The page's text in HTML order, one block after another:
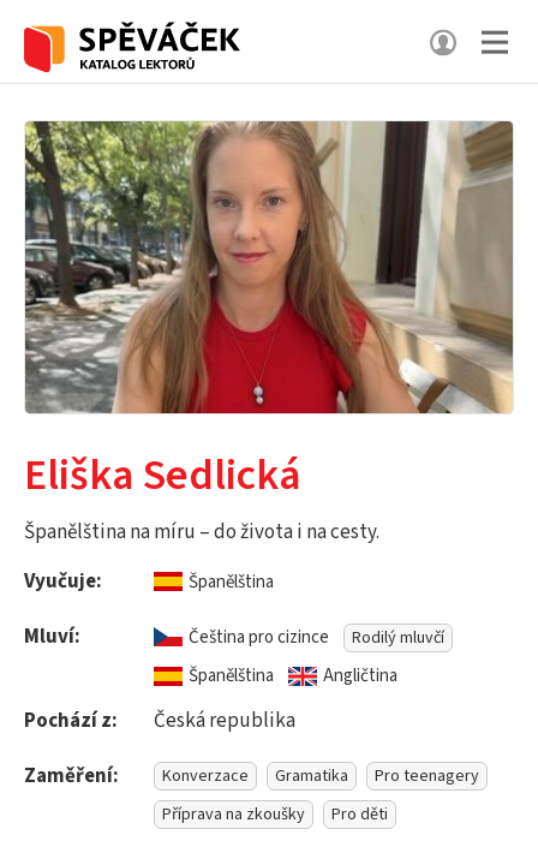
Eliška Sedlická
Španělština na míru – do života i na cesty.
Vyučuje:
Španělština
Mluví: Čeština pro cizince Rodilý mluvčí
Španělština Angličtina
Pochází z:
Česká republika
Zaměření:
Konverzace Gramatika
Pro teenagery
Příprava na zkoušky
Pro děti